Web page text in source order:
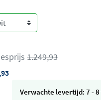
1.249,93
Verwachte levertijd: 7 -